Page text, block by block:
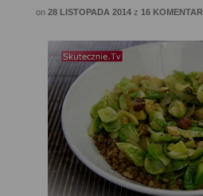
on 28 LISTOPADA 2014 z 16